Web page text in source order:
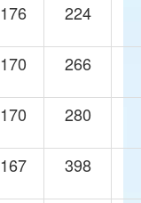
176 224
170 266
170 280
167 398